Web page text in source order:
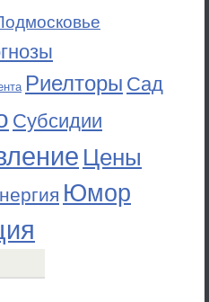
Риелторы Сад
Субсидии
Цены
Юмор